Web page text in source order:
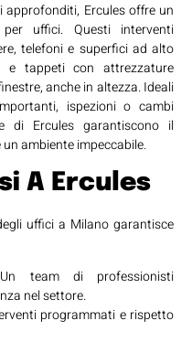
approfonditi, Ercules offre un
uffici. Questi interventi
telefoni e superfici ad alto
tappeti con attrezzature
anche in altezza. Ideali
ispezioni o cambi
di Ercules garantiscono il
ambiente impeccabile.
A Ercules
uffici a Milano garantisce
team di professionisti
nel settore.
programmati e rispetto